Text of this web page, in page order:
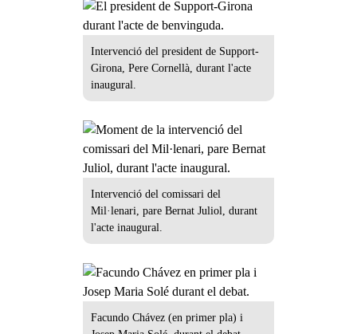
Intervenció del president de Support-
Girona, Pere Cornellà, durant l'acte
inaugural.
Intervenció del comissari del
Mil·lenari, pare Bernat Juliol, durant
l'acte inaugural.
Facundo Chávez (en primer pla) i